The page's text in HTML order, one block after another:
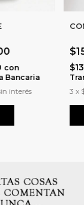
con
Bancaria
interés
3 x